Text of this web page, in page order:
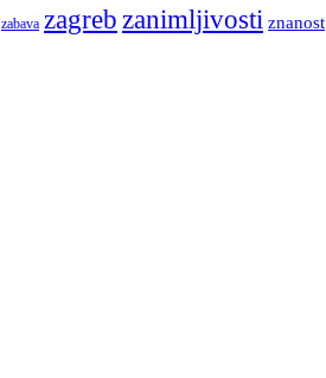
zabava zagreb zanimljivosti znanost